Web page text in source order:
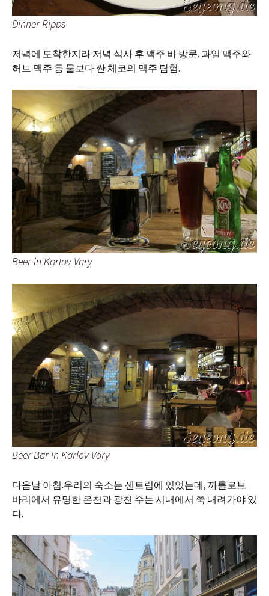
Dinner Ripps
저녁에 도착한지라 저녁 식사 후 맥주 바 방문. 과일 맥주와
허브 맥주 등 물보다 싼 체코의 맥주 탐험.
Beer in Karlov Vary
Beer Bar in Karlov Vary
다음날 아침.우리의 숙소는 센트럼에 있었는데, 까를로브
바리에서 유명한 온천과 광천 수는 시내에서 쭉 내려가야 있
다.